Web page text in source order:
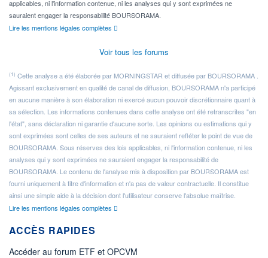
applicables, ni l'information contenue, ni les analyses qui y sont exprimées ne
sauraient engager la responsabilité BOURSORAMA.
Lire les mentions légales complètes
Voir tous les forums
(1) Cette analyse a été élaborée par MORNINGSTAR et diffusée par BOURSORAMA .
Agissant exclusivement en qualité de canal de diffusion, BOURSORAMA n'a participé
en aucune manière à son élaboration ni exercé aucun pouvoir discrétionnaire quant à
sa sélection. Les informations contenues dans cette analyse ont été retranscrites "en
l'état", sans déclaration ni garantie d'aucune sorte. Les opinions ou estimations qui y
sont exprimées sont celles de ses auteurs et ne sauraient refléter le point de vue de
BOURSORAMA. Sous réserves des lois applicables, ni l'information contenue, ni les
analyses qui y sont exprimées ne sauraient engager la responsabilité de
BOURSORAMA. Le contenu de l'analyse mis à disposition par BOURSORAMA est
fourni uniquement à titre d'information et n'a pas de valeur contractuelle. Il constitue
ainsi une simple aide à la décision dont l'utilisateur conserve l'absolue maîtrise.
Lire les mentions légales complètes
ACCÈS RAPIDES
Accéder au forum ETF et OPCVM